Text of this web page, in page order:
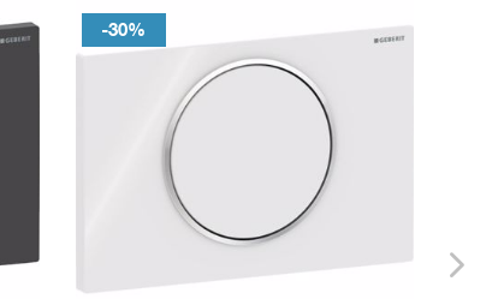
-30%